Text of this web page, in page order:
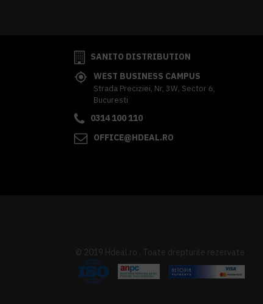
SANITO DISTRIBUTION
WEST BUSINESS CAMPUS
Strada Preciziei, Nr, 3W, Sector 6,
Bucuresti
0314 100 110
OFFICE@HDEAL.RO
© 2019 Hdeal.ro , Toate drepturile rezervate